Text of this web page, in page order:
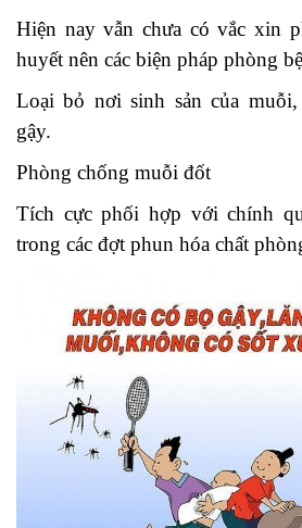
Hiện nay vẫn chưa có vắc xin
huyết nên các biện pháp phòng
Loại bỏ nơi sinh sản của
gậy.
Phòng chống muỗi đốt
Tích cực phối hợp với chính
trong các đợt phun hóa chất